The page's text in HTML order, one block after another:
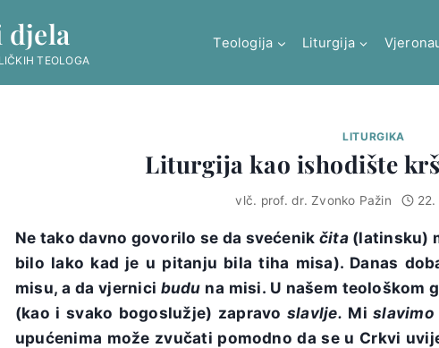
djela
TEOLOGA
Teologija Liturgija
LITURGIKA
Liturgija kao ishodište
vlč. prof. dr. Zvonko Pažin 22.
Ne tako davno govorilo se da svećenik čita(latinsku)
bilo lako kad je u pitanju bila tiha misa). Danas
misu, a da vjernici budu na misi. U našem teološkom
(kao i svako bogoslužje) zapravo slavlje. Mislavimo
upućenima može zvučati pomodno da se u Crkvi